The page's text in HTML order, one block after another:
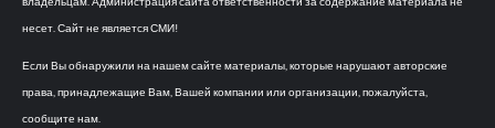
несет. Сайт не является СМИ!
Если Вы обнаружили на нашем сайте материалы, которые нарушают авторские
права, принадлежащие Вам, Вашей компании или организации, пожалуйста,
сообщите нам.